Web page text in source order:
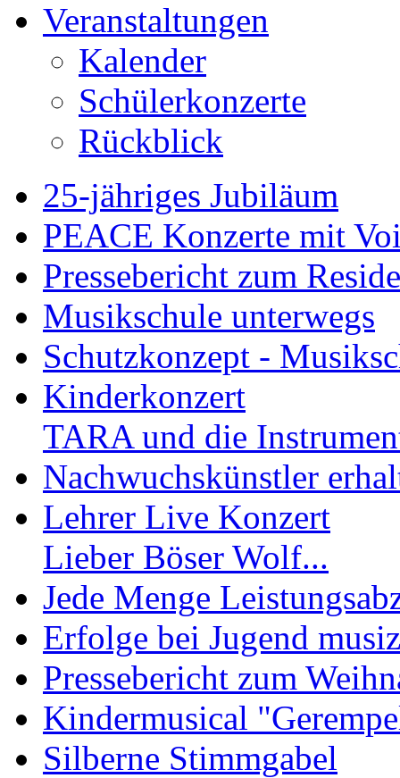
Veranstaltungen
Kalender
Schülerkonzerte
Rückblick
25-jähriges Jubiläum
PEACE Konzerte mit
Pressebericht zum
Musikschule unterwegs
Schutzkonzept -
Kinderkonzert
TARA und die
Nachwuchskünstler
Lehrer Live Konzert
Lieber Böser Wolf...
Jede Menge
Erfolge bei Jugend
Pressebericht zum
Kindermusical
Silberne Stimmgabel